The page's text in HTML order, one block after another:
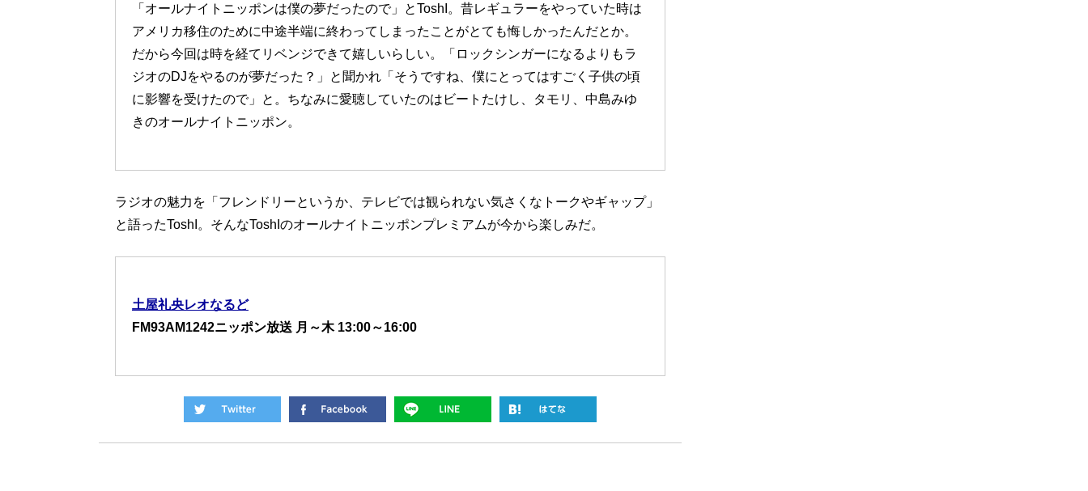
「オールナイトニッポンは僕の夢だったので」とToshI。昔レギュラーをやっていた時は
アメリカ移住のために中途半端に終わってしまったことがとても悔しかったんだとか。
だから今回は時を経てリベンジできて嬉しいらしい。「ロックシンガーになるよりもラ
ジオのDJをやるのが夢だった？」と聞かれ「そうですね、僕にとってはすごく子供の頃
に影響を受けたので」と。ちなみに愛聴していたのはビートたけし、タモリ、中島みゆ
きのオールナイトニッポン。
ラジオの魅力を「フレンドリーというか、テレビでは観られない気さくなトークやギャップ」
と語ったToshI。そんなToshIのオールナイトニッポンプレミアムが今から楽しみだ。
土屋礼央レオなるど
FM93AM1242ニッポン放送 月～木 13:00～16:00